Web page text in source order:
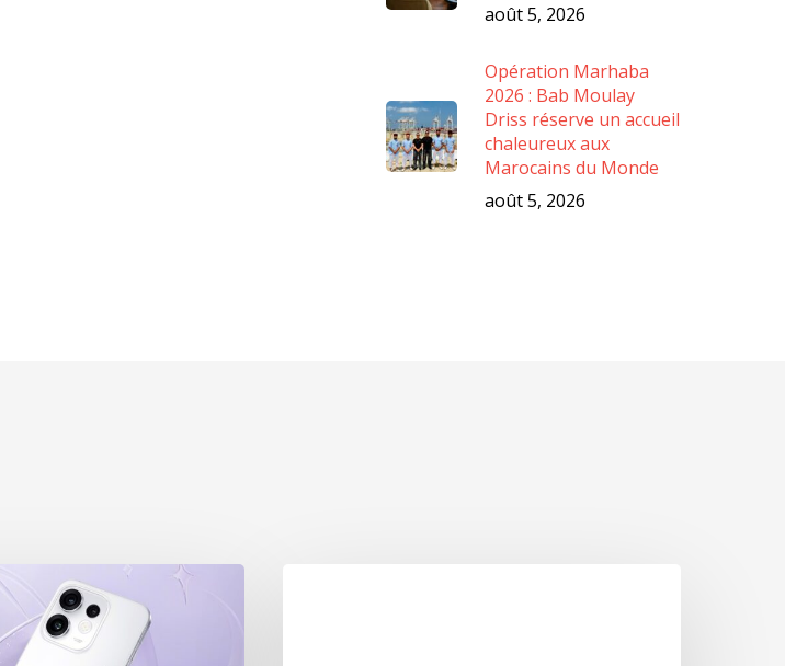
août 5, 2026
Opération Marhaba
2026 : Bab Moulay
Driss réserve un accueil
chaleureux aux
Marocains du Monde
août 5, 2026